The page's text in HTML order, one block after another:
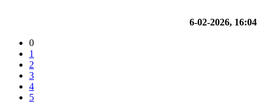
6-02-2026, 16:04
0
1
2
3
4
5